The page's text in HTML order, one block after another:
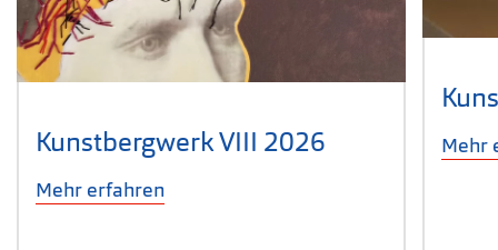
Kunstbergwerk VIII 2026
Mehr erfahren
Mehr